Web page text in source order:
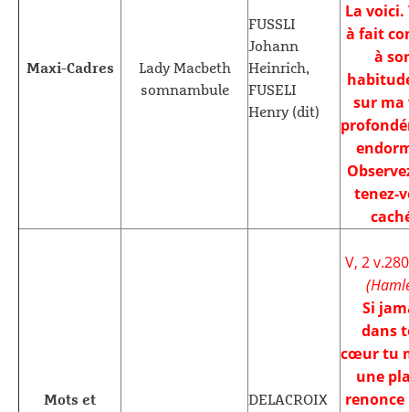
Maxi-Cadres
Lady Macbeth
somnambule
FUSSLI
Johann
Heinrich,
FUSELI
Henry (dit)
La
à fait
à
sur ma
tenez-
Mots et DELACROIX
V, 2
Si
dans
cœur tu
une